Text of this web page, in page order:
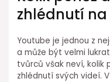
zhlédnutí
Youtube je jednou z
a může být velmi
tvůrců však neví, kolik
zhlédnutí svých videí.